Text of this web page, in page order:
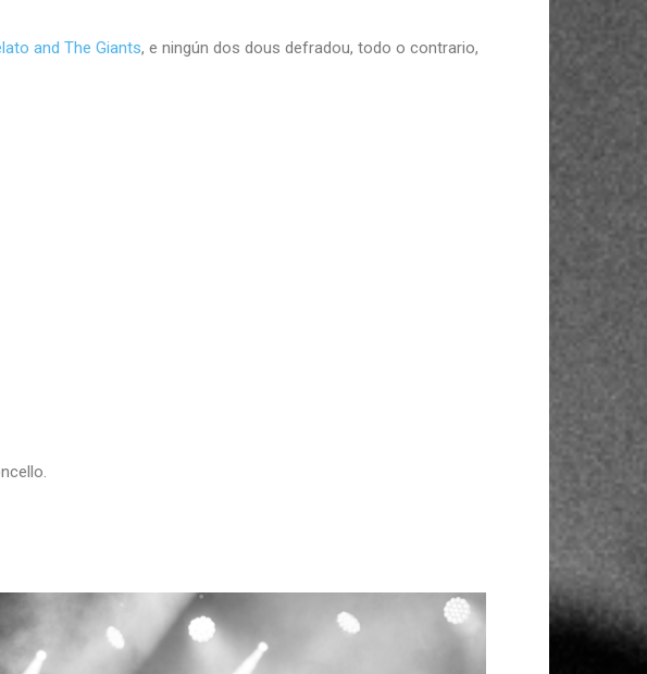
and The Giants, e ningún dos dous defradou, todo o contrario,